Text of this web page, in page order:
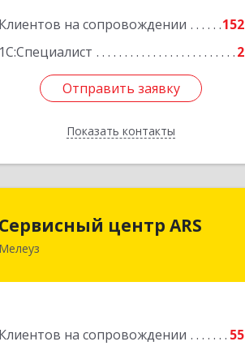
Клиентов на сопровождении
152
1С:Специалист
2
Отправить заявку
Показать контакты
Подробнее
Отправить заявку
Назад
Сервисный центр ARS
Мелеуз
Клиентов на сопровождении 55
Сервисный центр ARS